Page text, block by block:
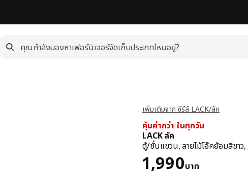
เพิ่มเติมจาก ซีรีส์ LACK/ลัค
คุ้มค่ากว่า ในทุกวัน
LACK ลัค
ตู้/ชั้นแขวน, ลายไม้โอ๊คย้อมสีขาว,
1,990บาท
ราคา 1990บาท